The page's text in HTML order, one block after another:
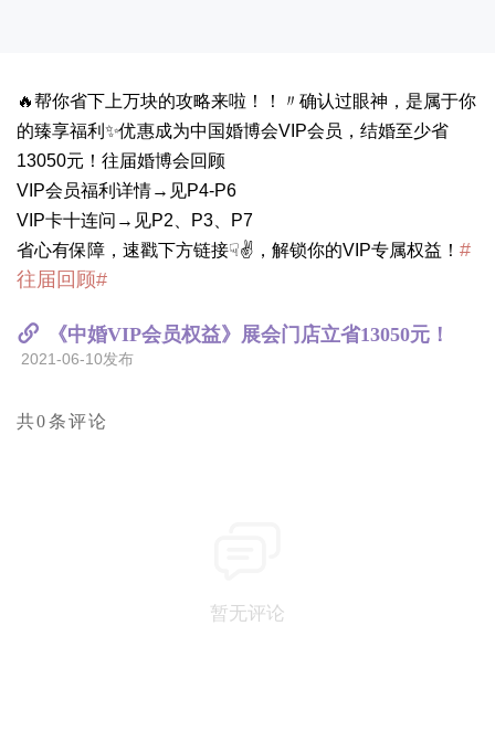
🔥帮你省下上万块的攻略来啦！！〃确认过眼神，是属于你
的臻享福利✨优惠成为中国婚博会VIP会员，结婚至少省
13050元！往届婚博会回顾
VIP会员福利详情→见P4-P6
VIP卡十连问→见P2、P3、P7
省心有保障，速戳下方链接☟✌，解锁你的VIP专属权益！ #
往届回顾#
《中婚VIP会员权益》展会门店立省13050元！
2021-06-10发布
共0条评论
暂无评论